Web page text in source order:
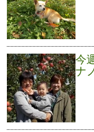
今
ナ